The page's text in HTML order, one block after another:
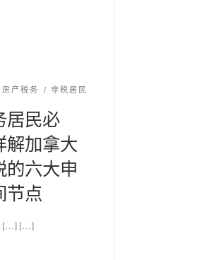
房产税务 非税居民
居民必
解加拿大
的六大申
节点
[…] […]